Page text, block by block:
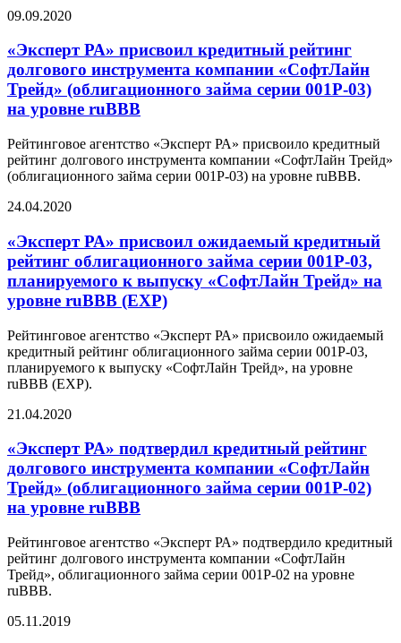
09.09.2020
«Эксперт РА» присвоил кредитный рейтинг
долгового инструмента компании «СофтЛайн
Трейд» (облигационного займа серии 001P-03)
на уровне ruBBB
Рейтинговое агентство «Эксперт РА» присвоило кредитный
рейтинг долгового инструмента компании «СофтЛайн Трейд»
(облигационного займа серии 001P-03) на уровне ruBBB.
24.04.2020
«Эксперт РА» присвоил ожидаемый кредитный
рейтинг облигационного займа серии 001P-03,
планируемого к выпуску «CофтЛайн Трейд» на
уровне ruBBB (EXP)
Рейтинговое агентство «Эксперт РА» присвоило ожидаемый
кредитный рейтинг облигационного займа серии 001P-03,
планируемого к выпуску «СофтЛайн Трейд», на уровне
ruBBB (EXP).
21.04.2020
«Эксперт РА» подтвердил кредитный рейтинг
долгового инструмента компании «CофтЛайн
Трейд» (облигационного займа серии 001P-02)
на уровне ruBBB
Рейтинговое агентство «Эксперт РА» подтвердило кредитный
рейтинг долгового инструмента компании «СофтЛайн
Трейд», облигационного займа серии 001P-02 на уровне
ruBBB.
05.11.2019